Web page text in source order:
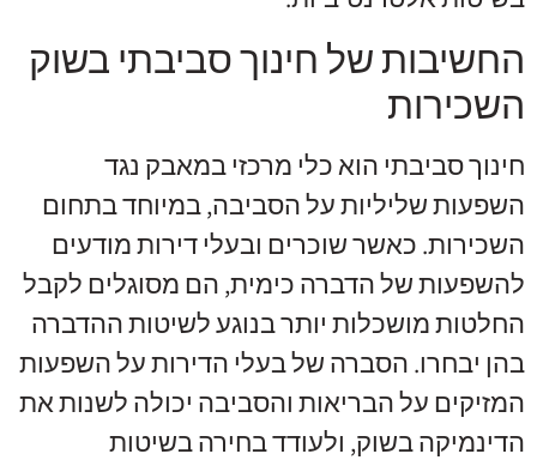
החשיבות של חינוך סביבתי בשוק
השכירות
חינוך סביבתי הוא כלי מרכזי במאבק נגד
השפעות שליליות על הסביבה, במיוחד בתחום
השכירות. כאשר שוכרים ובעלי דירות מודעים
להשפעות של הדברה כימית, הם מסוגלים לקבל
החלטות מושכלות יותר בנוגע לשיטות ההדברה
בהן יבחרו. הסברה של בעלי הדירות על השפעות
המזיקים על הבריאות והסביבה יכולה לשנות את
הדינמיקה בשוק, ולעודד בחירה בשיטות